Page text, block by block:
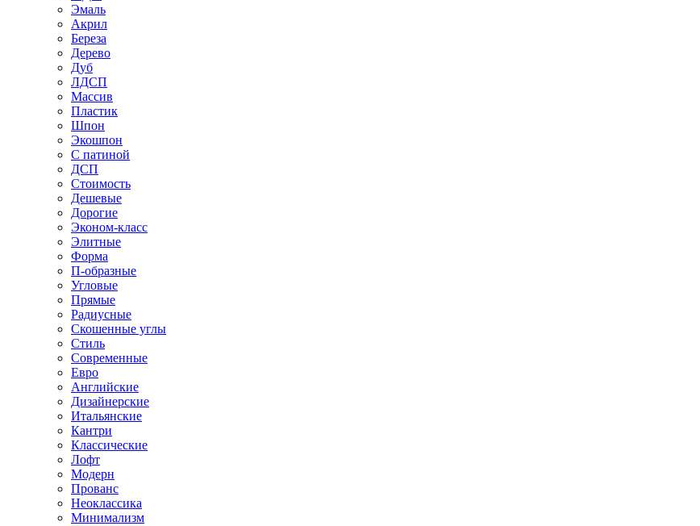
Эмаль
Акрил
Береза
Дерево
Дуб
ЛДСП
Массив
Пластик
Шпон
Экошпон
С патиной
ДСП
Стоимость
Дешевые
Дорогие
Эконом-класс
Элитные
Форма
П-образные
Угловые
Прямые
Радиусные
Скошенные углы
Стиль
Современные
Евро
Английские
Дизайнерские
Итальянские
Кантри
Классические
Лофт
Модерн
Прованс
Неоклассика
Минимализм